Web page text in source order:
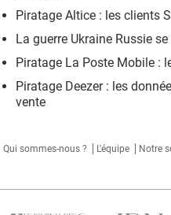
Piratage Altice : les clients
La guerre Ukraine Russie
Piratage La Poste Mobile :
Piratage Deezer : les
vente
Qui sommes-nous ? L'équipe Notre